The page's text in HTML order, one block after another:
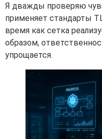
Я дважды проверяю
применяет стандарты
время как сетка
образом,
упрощается.